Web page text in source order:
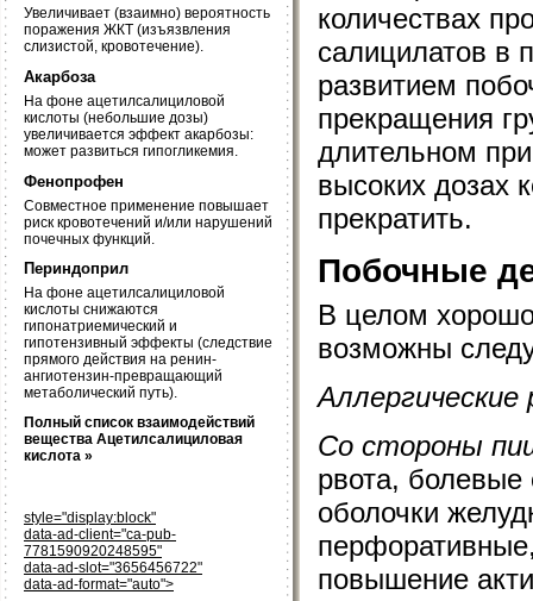
Увеличивает (взаимно) вероятность
поражения ЖКТ (изъязвления
слизистой, кровотечение).
Акарбоза
На фоне ацетилсалициловой
кислоты (небольшие дозы)
увеличивается эффект акарбозы:
может развиться гипогликемия.
Фенопрофен
Совместное применение повышает
риск кровотечений и/или нарушений
почечных функций.
Периндоприл
На фоне ацетилсалициловой
кислоты снижаются
гипонатриемический и
гипотензивный эффекты (следствие
прямого действия на ренин-
ангиотензин-превращающий
метаболический путь).
Полный список взаимодействий
вещества Ацетилсалициловая
кислота »
style="display:block"
data-ad-client="ca-pub-
7781590920248595"
data-ad-slot="3656456722"
data-ad-format="auto">
количествах
салицилатов в
развитием
прекращения
длительном
высоких дозах
прекратить.
Побочные
В целом
возможны
Аллергические
Со стороны
рвота,
оболочки
повышение